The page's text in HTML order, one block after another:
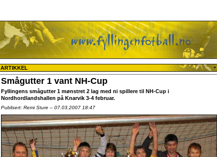
ARTIKKEL
Smågutter 1 vant NH-Cup
Fyllingens smågutter 1 mønstret 2 lag med ni spillere til NH-Cup i
Nordhordlandshallen på Knarvik 3-4 februar.
Publisert: Remi Sture – 07.03.2007 18:47